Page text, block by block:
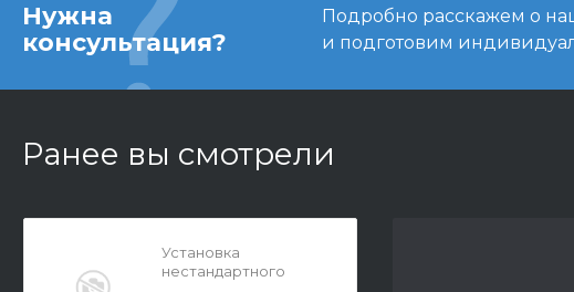
Нужна
консультация?
Подробно расскажем о
и подготовим
Ранее вы смотрели
Установка
нестандартного